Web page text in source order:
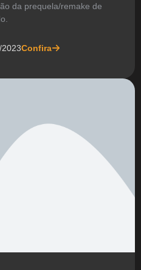
da prequela/remake de
Confira